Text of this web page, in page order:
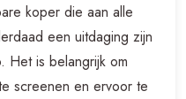
koper die aan alle
een uitdaging zijn
Het is belangrijk om
screenen en ervoor te